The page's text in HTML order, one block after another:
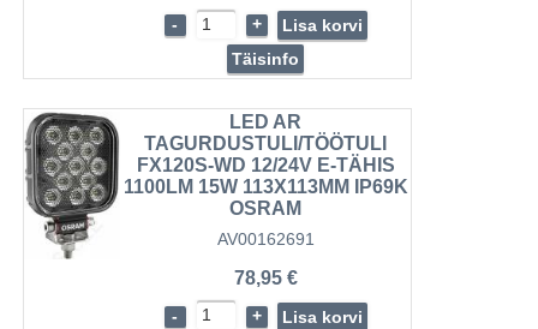
- +
Lisa korvi
Täisinfo
LED AR
TAGURDUSTULI/TÖÖTULI
FX120S-WD 12/24V E-TÄHIS
1100LM 15W 113X113MM IP69K
OSRAM
AV00162691
78,95 €
- +
Lisa korvi